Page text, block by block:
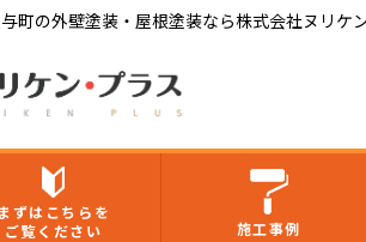
町の外壁塗装・屋根塗装なら株式会社ヌリケ
まずはこちらを
ご覧ください
施工事例